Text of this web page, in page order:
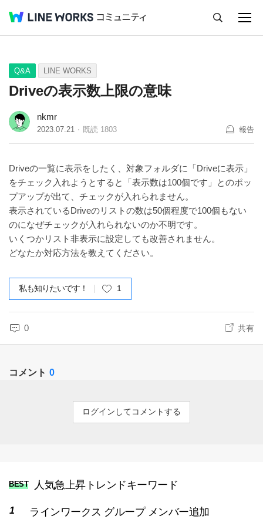
Q&A Tips Ideas
Q&A LINE WORKS
Driveの表示数上限の意味
nkmr
2023.07.21 既読 1803 報告
Driveの一覧に表示をしたく、対象フォルダに「Driveに表示」
をチェック入れようとすると「表示数は100個です」とのポッ
プアップが出て、チェックが入れられません。
表示されているDriveのリストの数は50個程度で100個もない
のになぜチェックが入れられないのか不明です。
いくつかリスト非表示に設定しても改善されません。
どなたか対応方法を教えてください。
私も知りたいです！ 1
0 共有
コメント 0
ログインしてコメントする
BEST 人気急上昇トレンドキーワード
ラインワークス グループ メンバー追加